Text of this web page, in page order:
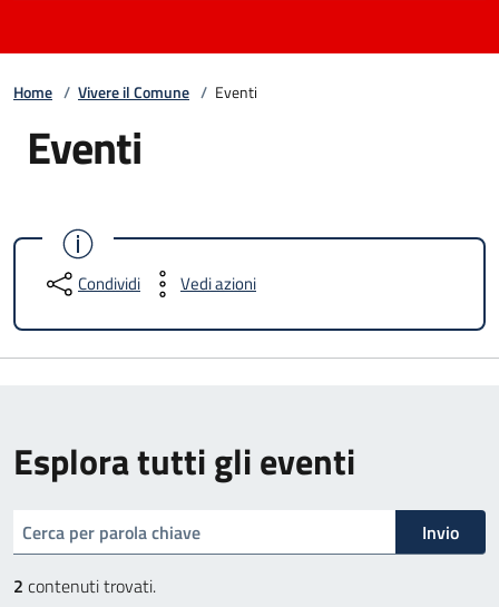
Home / Vivere il Comune / Eventi
Eventi
Condividi Vedi azioni
Esplora tutti gli eventi
cerca Invio
2 contenuti trovati.